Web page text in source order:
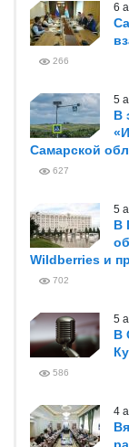
6
266
5
В
Самарской
627
5
В
Wildberries и
702
5
В
586
4